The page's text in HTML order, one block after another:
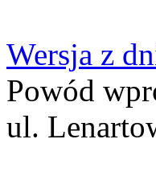
Wersja z
Powód
ul.